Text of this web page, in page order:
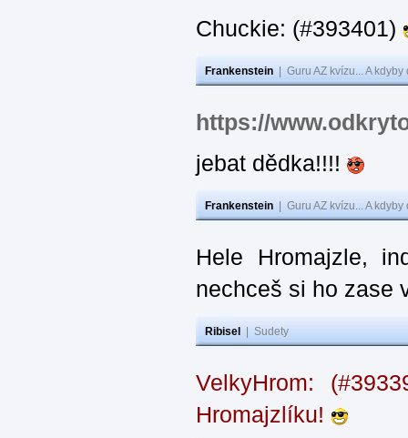
Chuckie: (#393401)
Frankenstein Guru AZ kvízu... A
https://
jebat dědka!!!!
Frankenstein Guru AZ kvízu... A
Hele Hromajzle,
nechceš si ho zase
Ribisel Sudety
VelkyHrom:
Hromajzlíku!